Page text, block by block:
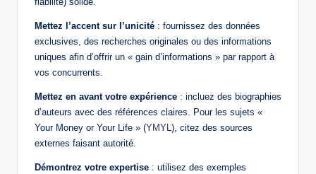
Mettez l’accent sur l’unicité : fournissez des données
exclusives, des recherches originales ou des informations
uniques afin d’offrir un « gain d’informations » par rapport à
vos concurrents.
Mettez en avant votre expérience : incluez des biographies
d’auteurs avec des références claires. Pour les sujets «
Your Money or Your Life » (YMYL ), citez des sources
externes faisant autorité.
Démontrez votre expertise : utilisez des exemples